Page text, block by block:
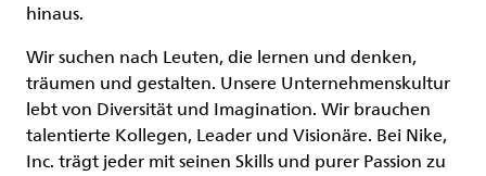
hinaus.
Wir suchen nach Leuten, die lernen und denken,
träumen und gestalten. Unsere Unternehmenskultur
lebt von Diversität und Imagination. Wir brauchen
talentierte Kollegen, Leader und Visionäre. Bei Nike,
Inc. trägt jeder mit seinen Skills und purer Passion zu